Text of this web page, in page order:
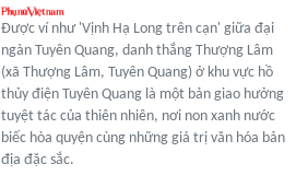
Được ví như 'Vịnh Hạ Long trên cạn' giữa đại
ngàn Tuyên Quang, danh thắng Thượng Lâm
(xã Thượng Lâm, Tuyên Quang) ở khu vực hồ
thủy điện Tuyên Quang là một bản giao hưởng
tuyệt tác của thiên nhiên, nơi non xanh nước
biếc hòa quyện cùng những giá trị văn hóa bản
địa đặc sắc.